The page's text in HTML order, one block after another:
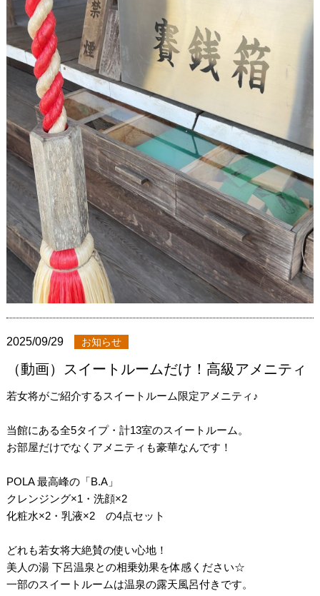
2025/09/29 お知らせ
（動画）スイートルームだけ！高級アメニティ
若女将がご紹介するスイートルーム限定アメニティ♪
当館にある全5タイプ・計13室のスイートルーム。
お部屋だけでなくアメニティも豪華なんです！
POLA 最高峰の「B.A」
クレンジング×1・洗顔×2
化粧水×2・乳液×2 の4点セット
どれも若女将大絶賛の使い心地！
美人の湯 下呂温泉との相乗効果を体感ください☆
一部のスイートルームは温泉の露天風呂付きです。